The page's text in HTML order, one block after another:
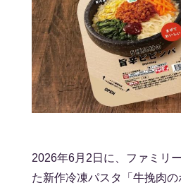
2026年6月2日に、ファミリ
た新作冷凍パスタ「牛挽肉